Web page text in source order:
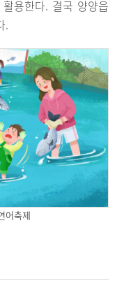
용한다. 결국 양양읍
.
어축제